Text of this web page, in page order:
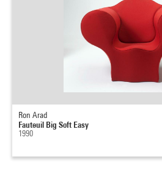
Ron Arad
Fauteuil Big Soft Easy
1990